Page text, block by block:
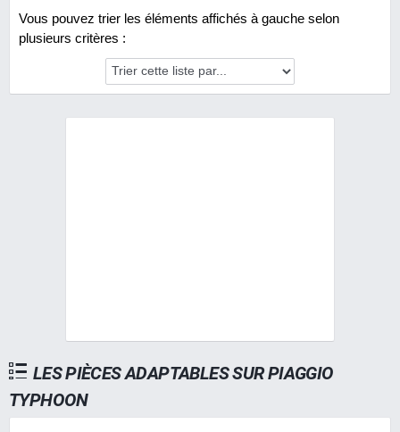
Vous pouvez trier les éléments affichés à gauche selon
plusieurs critères :
LES PIÈCES ADAPTABLES SUR PIAGGIO
TYPHOON